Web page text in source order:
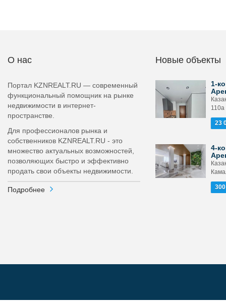
О нас
Портал KZNREALT.RU — современный
функциональный помощник на рынке
недвижимости в интернет-
пространстве.
Для профессионалов рынка и
собственников KZNREALT.RU - это
множество актуальных возможностей,
позволяющих быстро и эффективно
продать свои объекты недвижимости.
Подробнее
Новые объекты
1-
110а
23
4-